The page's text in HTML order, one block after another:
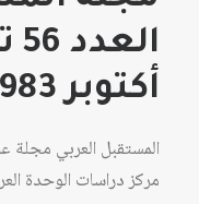
أكتوبر 1983
المستقبل العربي